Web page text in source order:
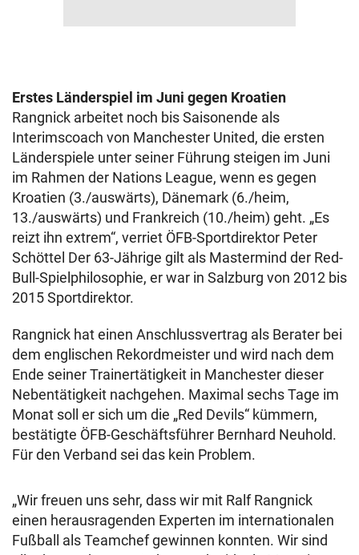
Erstes Länderspiel im Juni gegen Kroatien
Rangnick arbeitet noch bis Saisonende als
Interimscoach von Manchester United, die ersten
Länderspiele unter seiner Führung steigen im Juni
im Rahmen der Nations League, wenn es gegen
Kroatien (3./auswärts), Dänemark (6./heim,
13./auswärts) und Frankreich (10./heim) geht. „Es
reizt ihn extrem“, verriet ÖFB-Sportdirektor Peter
Schöttel Der 63-Jährige gilt als Mastermind der Red-
Bull-Spielphilosophie, er war in Salzburg von 2012 bis
2015 Sportdirektor.
Rangnick hat einen Anschlussvertrag als Berater bei
dem englischen Rekordmeister und wird nach dem
Ende seiner Trainertätigkeit in Manchester dieser
Nebentätigkeit nachgehen. Maximal sechs Tage im
Monat soll er sich um die „Red Devils“ kümmern,
bestätigte ÖFB-Geschäftsführer Bernhard Neuhold.
Für den Verband sei das kein Problem.
„Wir freuen uns sehr, dass wir mit Ralf Rangnick
einen herausragenden Experten im internationalen
Fußball als Teamchef gewinnen konnten. Wir sind